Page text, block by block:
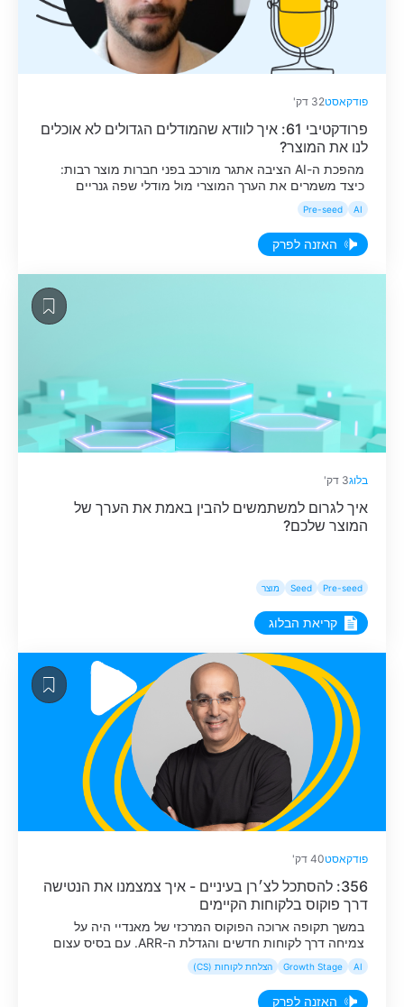
פודקאסט32 דק'
פרודקטיבי 61: איך לוודא שהמודלים הגדולים לא אוכלים
לנו את המוצר?
מהפכת ה-AI הציבה אתגר מורכב בפני חברות מוצר רבות:
כיצד משמרים את הערך המוצרי מול מודלי שפה גנריים
בדילמה שפגשה החברה, כאשר לקוחות תהו מדוע לא לבנות
AI
Pre-seed
האזנה לפרק
בלוג3 דק'
איך לגרום למשתמשים להבין באמת את הערך של
המוצר שלכם?
Pre-seed
Seed מוצר
קריאת הבלוג
פודקאסט40 דק'
356: להסתכל לצ׳רן בעיניים - איך צמצמנו את הנטישה
דרך פוקוס בלקוחות הקיימים
במשך תקופה ארוכה הפוקוס המרכזי של מאנדיי היה על
צמיחה דרך לקוחות חדשים והגדלת ה-ARR. עם בסיס עצום
של מעל ל-250 אלף לקוחות, רק קצה הפירמידה זכה לליווי
צמוד ופרואקטיבי, בעוד שאר המשתמשים קיבלו מענה בעיקר
כשכבר צצה בעיה בשטח. אבל כשהחברה הגיעה למאסה
AI
Growth Stage הצלחת לקוחות (CS)
האזנה לפרק